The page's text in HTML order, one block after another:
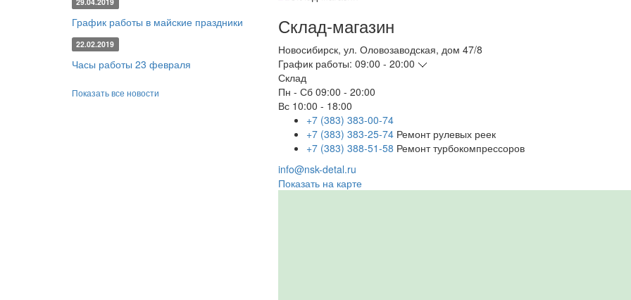
График работы в майские праздники
22.02.2019
Часы работы 23 февраля
Показать все новости
Склад-магазин
Новосибирск, ул. Оловозаводская, дом 47/8
График работы: 09:00 - 20:00
Склад
Пн - Сб 09:00 - 20:00
Вс 10:00 - 18:00
+7 (383) 383-00-74
+7 (383) 383-25-74 Ремонт рулевых реек
+7 (383) 388-51-58 Ремонт турбокомпрессоров
info@nsk-detal.ru
Показать на карте